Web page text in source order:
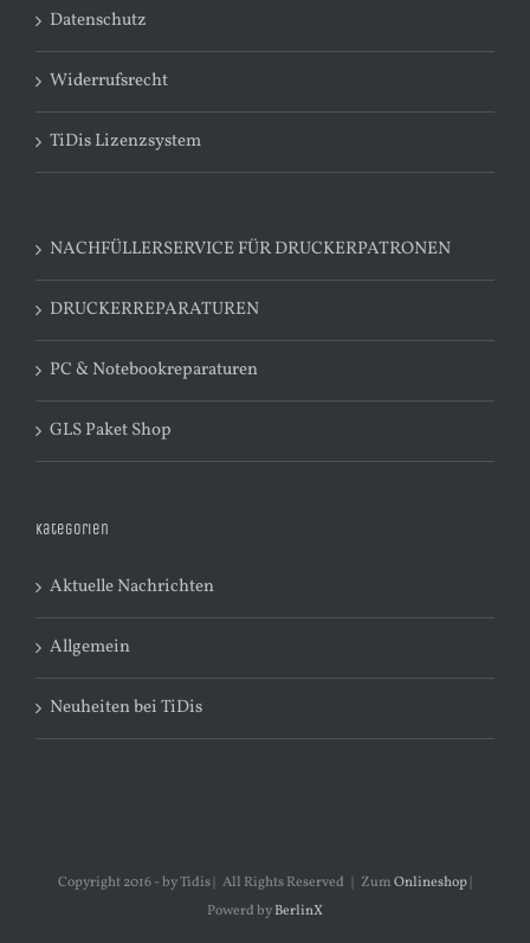
Datenschutz
Widerrufsrecht
TiDis Lizenzsystem
NACHFÜLLERSERVICE FÜR DRUCKERPATRONEN
DRUCKERREPARATUREN
PC & Notebookreparaturen
GLS Paket Shop
Kategorien
Aktuelle Nachrichten
Allgemein
Neuheiten bei TiDis
Copyright 2016 - by Tidis | All Rights Reserved | ZumOnlineshop
Powerd byBerlinX